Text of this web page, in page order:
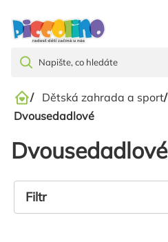
Domů
/ Dětská zahrada a sport/
Dvousedadlové
Dvousedadlové
Filtr
Výpis
produktů